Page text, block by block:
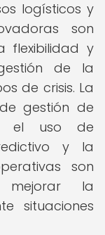
logísticos y
son
flexibilidad y
de la
de crisis. La
gestión de
el uso de
y la
son
mejorar la
situaciones